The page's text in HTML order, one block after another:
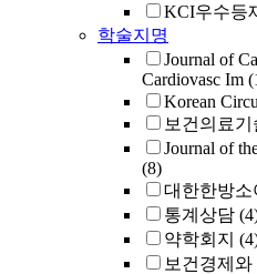
KCI우수등
학술지명
Journal of
Cardiovasc Im
Korean
보건의료
Journal of
(8)
대한한방소
통계상담
약학회지
보건경제